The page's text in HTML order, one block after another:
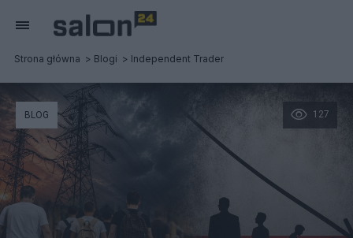
Strona główna Blogi Independent Trader
127
BLOG